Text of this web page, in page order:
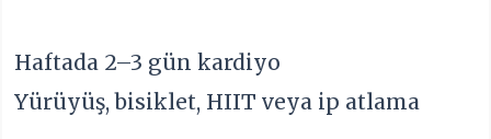
Haftada 2–3 gün kardiyo
Yürüyüş, bisiklet, HIIT veya ip atlama